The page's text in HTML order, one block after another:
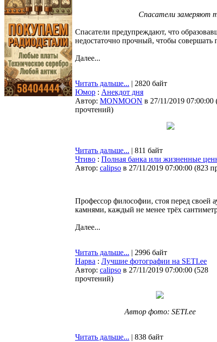
Спасатели замеряют
Спасатели предупреждают, что
недостаточно прочный, чтобы совершать
Далее...
Читать дальше... | 2820 байт
Юмор : Анекдот дня
Автор: MONMOON в 27/11/2019 07:00:00
прочтений)
Читать дальше... | 811 байт
Чтиво : Полная банка или жизненные
Автор: calipso в 27/11/2019 07:00:00 (823
Профессор философии, стоя перед своей
камнями, каждый не менее трёх
Далее...
Читать дальше... | 2996 байт
Нарва : Лучшие фотографии на SETI.ee
Автор: calipso в 27/11/2019 07:00:00 (528
прочтений)
Автор фото: SETI.ee
Читать дальше... | 838 байт